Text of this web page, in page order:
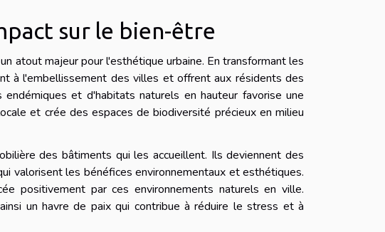
sur le bien-être
atout majeur pour l'esthétique urbaine. En transformant les
à l'embellissement des villes et offrent aux résidents des
et d'habitats naturels en hauteur favorise une
et crée des espaces de biodiversité précieux en milieu
des bâtiments qui les accueillent. Ils deviennent des
valorisent les bénéfices environnementaux et esthétiques.
positivement par ces environnements naturels en ville.
un havre de paix qui contribue à réduire le stress et à